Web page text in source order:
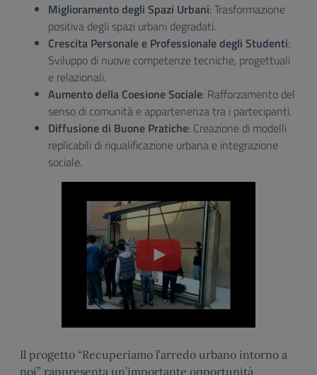
Miglioramento degli Spazi Urbani: Trasformazione
positiva degli spazi urbani degradati.
Crescita Personale e Professionale degli Studenti:
Sviluppo di nuove competenze tecniche, progettuali
e relazionali.
Aumento della Coesione Sociale: Rafforzamento del
senso di comunità e appartenenza tra i partecipanti.
Diffusione di Buone Pratiche: Creazione di modelli
replicabili di riqualificazione urbana e integrazione
sociale.
Il progetto “Recuperiamo l’arredo urbano intorno a
noi” rappresenta un’importante opportunità